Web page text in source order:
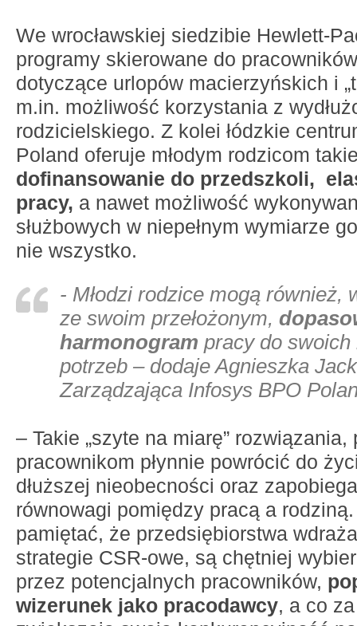
We wrocławskiej siedzibie Hewlett-
programy skierowane do
dotyczące urlopów macierzyńskich i
m.in. możliwość korzystania z
rodzicielskiego. Z kolei łódzkie
Poland oferuje młodym rodzicom
dofinansowanie do przedszkoli,
pracy, a nawet możliwość
służbowych w niepełnym wymiarze
nie wszystko.
- Młodzi rodzice mogą również,
ze swoim przełożonym,
harmonogram pracy do
potrzeb – dodaje Agnieszka
Zarządzająca Infosys BPO
– Takie „szyte na miarę” rozwiązania,
pracownikom płynnie powrócić do
dłuższej nieobecności oraz
równowagi pomiędzy pracą a
pamiętać, że przedsiębiorstwa
strategie CSR-owe, są chętniej
przez potencjalnych pracowników,
wizerunek jako pracodawcy, a co